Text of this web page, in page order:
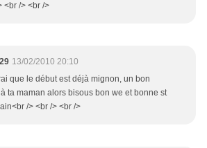
<br /> <br />
13/02/2010 20:10
que le début est déjà mignon, un bon
ta maman alors bisous bon we et bonne st
/> <br /> <br />